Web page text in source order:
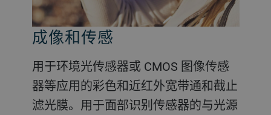
成像和传感
用于环境光传感器或 CMOS 图像传感
器等应用的彩色和近红外宽带通和截止
滤光膜。用于面部识别传感器的与光源
晶圆级光学元件
抗反射膜、高反射膜或者更复杂的膜系
设计都可以在晶圆上实现直接镀膜。
增强现实
由于更小的传感器被广泛应用于可穿戴
设备上，所以高精度镀膜和波导也被直
接集成在更小的元件上。
ADAS 和 LiDAR
采用近红外光带通滤光膜和抗反射镀膜
来防止环境光和外部光对传感器的干
扰。
高光谱成像
多基色带通滤光片，用于将化学或表面
结构信息添加到数字图像中。